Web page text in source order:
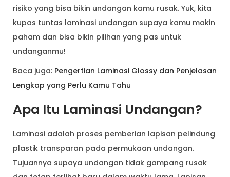
risiko yang bisa bikin undangan kamu rusak. Yuk, kita
kupas tuntas laminasi undangan supaya kamu makin
paham dan bisa bikin pilihan yang pas untuk
undanganmu!
Baca juga: Pengertian Laminasi Glossy dan Penjelasan
Lengkap yang Perlu Kamu Tahu
Apa Itu Laminasi Undangan?
Laminasi adalah proses pemberian lapisan pelindung
plastik transparan pada permukaan undangan.
Tujuannya supaya undangan tidak gampang rusak